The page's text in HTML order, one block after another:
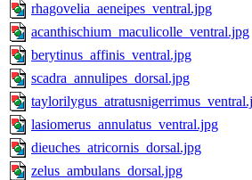
rhagovelia_aeneipes_ventral.jpg
acanthischium_maculicolle_ventral.jpg
berytinus_affinis_ventral.jpg
scadra_annulipes_dorsal.jpg
lasiomerus_annulatus_ventral.jpg
dieuches_atricornis_dorsal.jpg
zelus_ambulans_dorsal.jpg